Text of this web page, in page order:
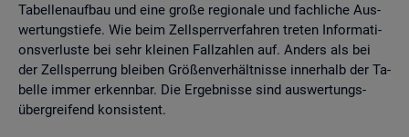
Ta­bel­len­auf­bau und eine große re­gio­na­le und fach­li­che Aus­
wer­tungs­tie­fe. Wie beim Zell­sperr­ver­fah­ren tre­ten In­for­ma­ti­
ons­ver­lus­te bei sehr klei­nen Fall­zah­len auf. An­ders als bei
der Zell­sper­rung blei­ben Grö­ßen­ver­hält­nis­se in­ner­halb der Ta­
bel­le immer er­kenn­bar. Die Er­geb­nis­se sind aus­wer­tungs­
über­grei­fend kon­sis­tent.